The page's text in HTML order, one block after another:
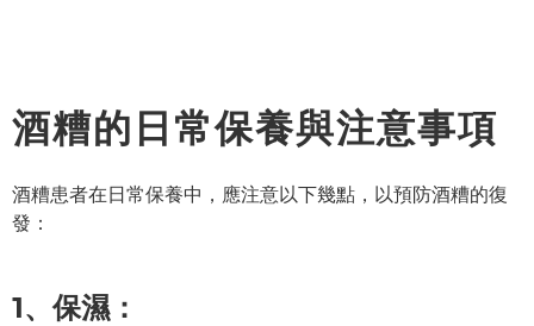
酒糟的日常保養與注意事項
酒糟患者在日常保養中，應注意以下幾點，以預防酒糟的復
發：
1、保濕：